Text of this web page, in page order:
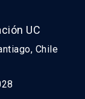
UC
Chile